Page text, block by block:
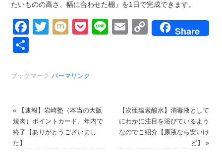
たいものの高さ、幅に合わせた棚」を1日で完成できます。
Facebook
Twitter
MixiPocket
LineEmailCopyShare
ブックマーク パーマリンク
«【速報】岩崎塾（本当の大阪
焼肉）ポイントカード、年内で
終了【ありがとうございまし
た】
【次亜塩素酸水】消毒液として
にわかに注目を浴びているよう
なのでご紹介【原液なら安いけ
ど】»